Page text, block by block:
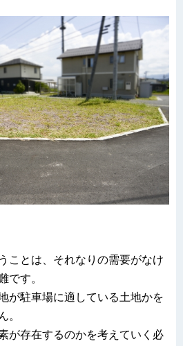
ことは、それなりの需要がなけ
です。
が駐車場に適している土地かを
。
が存在するのかを考えていく必